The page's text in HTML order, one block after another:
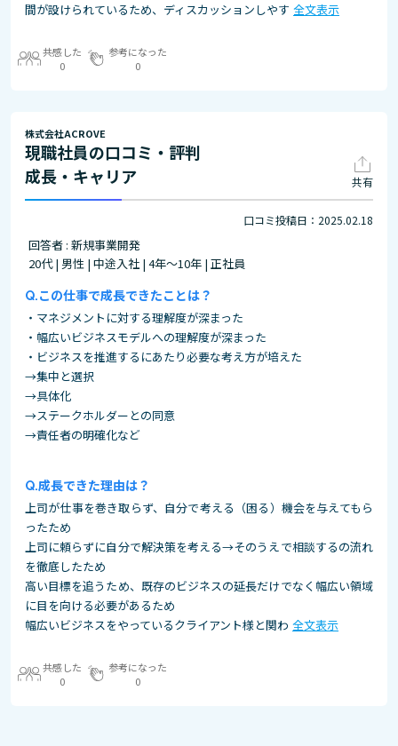
間が設けられているため、ディスカッションしやす 全文表示
共感した
0
参考になった
0
株式会社ACROVE
現職社員の口コミ・評判
成長・キャリア
共有
口コミ投稿日：2025.02.18
回答者 : 新規事業開発
20代 | 男性 | 中途入社 | 4年～10年 | 正社員
この仕事で成長できたことは？
・マネジメントに対する理解度が深まった
・幅広いビジネスモデルへの理解度が深まった
・ビジネスを推進するにあたり必要な考え方が培えた
→集中と選択
→具体化
→ステークホルダーとの同意
→責任者の明確化など
成長できた理由は？
上司が仕事を巻き取らず、自分で考える（困る）機会を与えてもら
ったため
上司に頼らずに自分で解決策を考える→そのうえで相談するの流れ
を徹底したため
高い目標を追うため、既存のビジネスの延長だけでなく幅広い領域
に目を向ける必要があるため
幅広いビジネスをやっているクライアント様と関わ 全文表示
共感した
0
参考になった
0